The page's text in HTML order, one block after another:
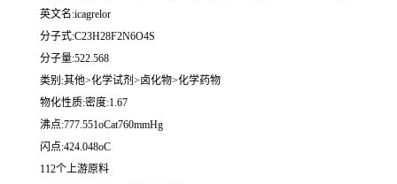
英文名:icagrelor
分子式:C23H28F2N6O4S
分子量:522.568
类别:其他>化学试剂>卤化物>化学药物
物化性质:密度:1.67
沸点:777.551oCat760mmHg
闪点:424.048oC
112个上游原料